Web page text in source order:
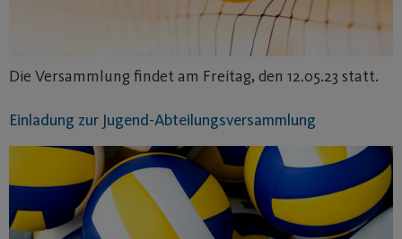
Die Versammlung findet am Freitag, den 12.05.23 statt.
Einladung zur Jugend-Abteilungsversammlung